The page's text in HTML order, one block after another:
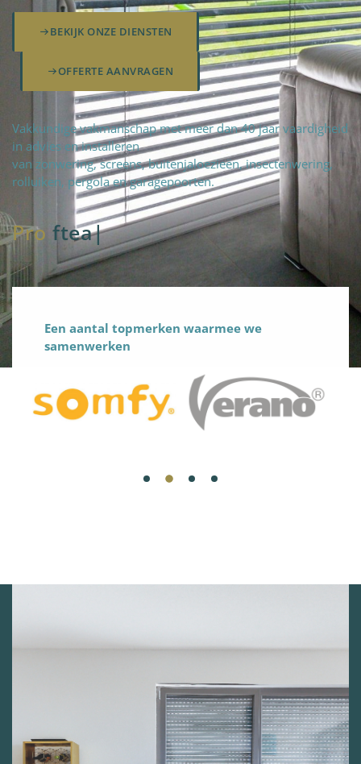
BEKIJK ONZE DIENSTEN
OFFERTE AANVRAGEN
Vakkundige vakmanschap met meer dan 40 jaar vaardigheid
in advies en installeren
van zonwering, screens, buitenjaloezieën, insectenwering,
rolluiken, pergola en garagepoorten.
Pro fteam|
Een aantal topmerken waarmee we
samenwerken